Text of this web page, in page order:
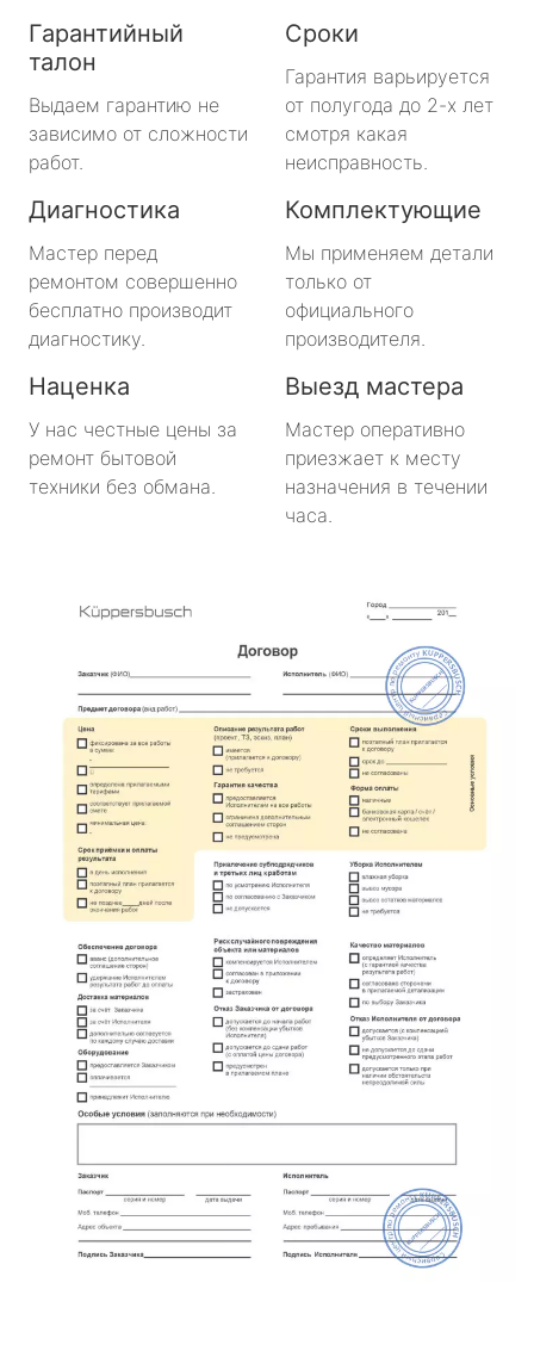
Гарантийный
талон
Выдаем гарантию не
зависимо от сложности
работ.
Сроки
Гарантия варьируется
от полугода до 2-х лет
смотря какая
неисправность.
Диагностика
Мастер перед
ремонтом совершенно
бесплатно производит
диагностику.
Комплектующие
Мы применяем детали
только от
официального
производителя.
Наценка
У нас честные цены за
ремонт бытовой
техники без обмана.
Выезд мастера
Мастер оперативно
приезжает к месту
назначения в течении
часа.